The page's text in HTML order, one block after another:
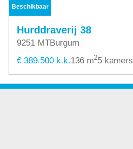
Beschikbaar
Hurddraverij 38
9251 MTBurgum
€ 389.500 k.k.136 m25 kamers